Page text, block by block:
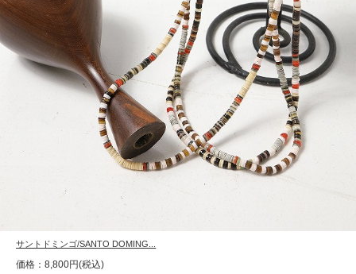
サントドミンゴ/SANTO DOMING...
価格：8,800円(税込)